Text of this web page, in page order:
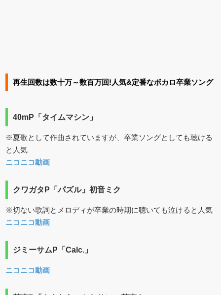
再生回数は数十万～数百万回!人気&定番なボカロ卒業ソング
40mP「タイムマシン」
※夏歌として作曲されていますが、卒業ソングとしても聴ける
と人気
ニコニコ動画
クワガタP「パズル」初音ミク
※切ない歌詞とメロディが卒業の時期に聴いても泣けると人気
ニコニコ動画
ジミーサムP「Calc.」
ニコニコ動画